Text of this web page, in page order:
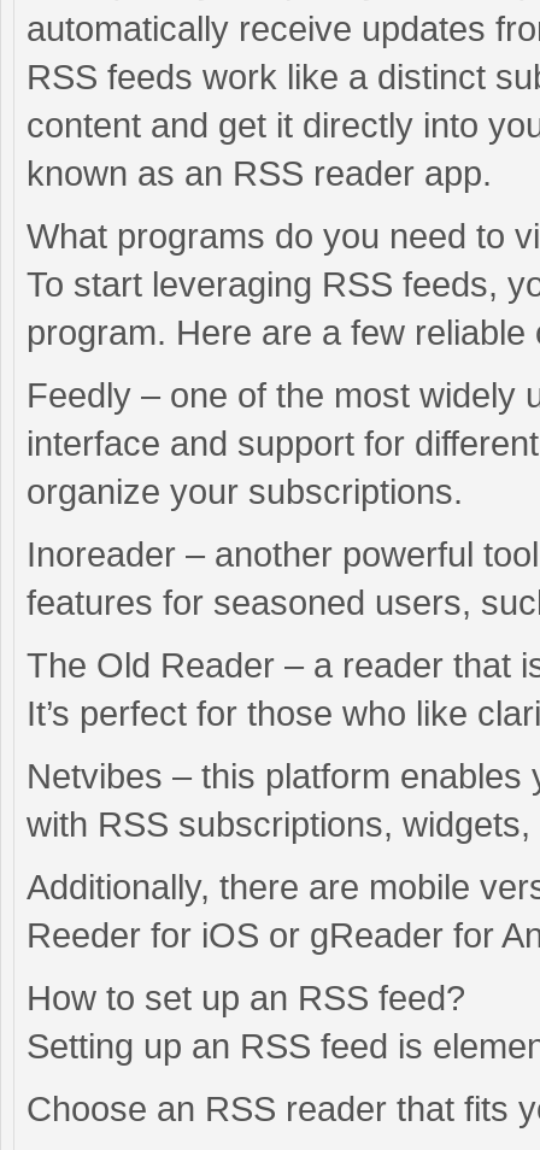
automatically receive updates
RSS feeds work like a distinct
content and get it directly into
known as an RSS reader app.
What programs do you need to
To start leveraging RSS feeds,
program. Here are a few reliable
Feedly – one of the most widely
interface and support for
organize your subscriptions.
Inoreader – another powerful
features for seasoned users,
The Old Reader – a reader that
It’s perfect for those who like
Netvibes – this platform
with RSS subscriptions,
Additionally, there are mobile
Reeder for iOS or gReader for
How to set up an RSS feed?
Setting up an RSS feed is
Choose an RSS reader that fits